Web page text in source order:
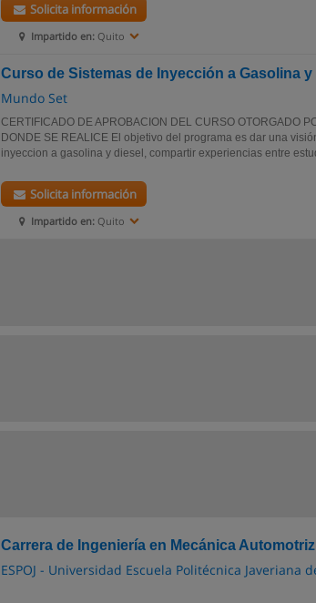
Impartido en: Quito
Solicita información
Curso de Sistemas de Inyección a Gasolina y
Mundo Set
CERTIFICADO DE APROBACION DEL CURSO OTORGADO
DONDE SE REALICE El objetivo del programa es dar una
inyeccion a gasolina y diesel, compartir experiencias entre
Impartido en: Quito
Solicita información
Carrera de Ingeniería en Mecánica Automotriz
ESPOJ - Universidad Escuela Politécnica Javeriana